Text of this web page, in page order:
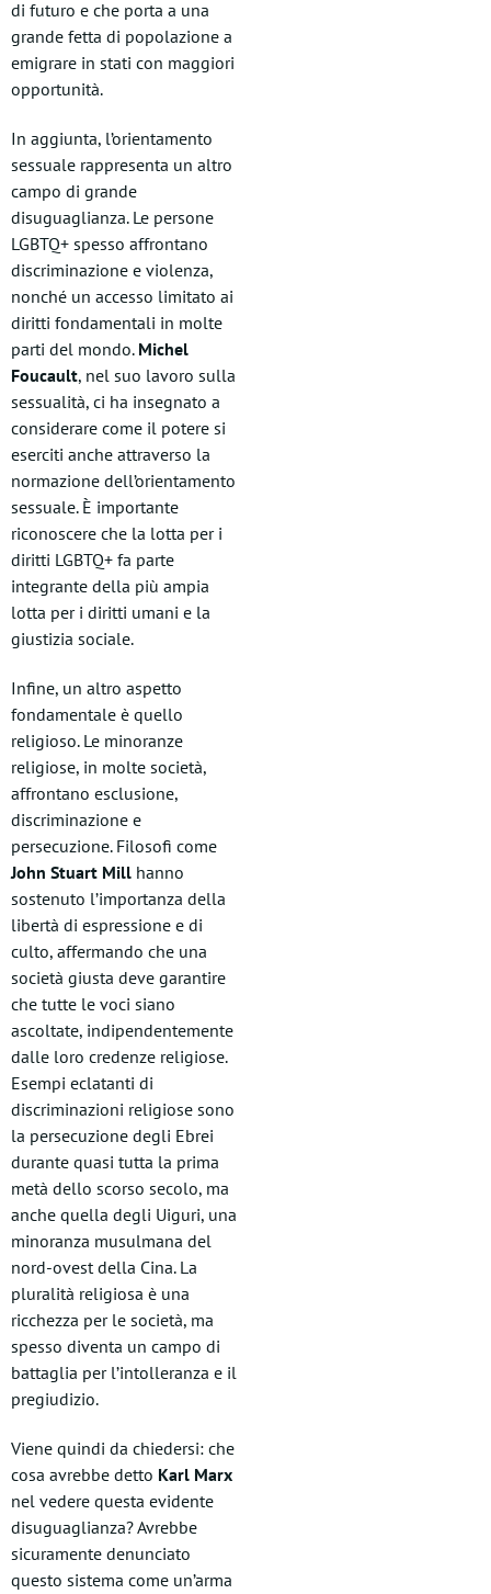
di futuro e che porta a una
grande fetta di popolazione a
emigrare in stati con maggiori
opportunità.
In aggiunta, l’orientamento
sessuale rappresenta un altro
campo di grande
disuguaglianza. Le persone
LGBTQ+ spesso affrontano
discriminazione e violenza,
nonché un accesso limitato ai
diritti fondamentali in molte
parti del mondo. Michel
Foucault, nel suo lavoro sulla
sessualità, ci ha insegnato a
considerare come il potere si
eserciti anche attraverso la
normazione dell’orientamento
sessuale. È importante
riconoscere che la lotta per i
diritti LGBTQ+ fa parte
integrante della più ampia
lotta per i diritti umani e la
giustizia sociale.
Infine, un altro aspetto
fondamentale è quello
religioso. Le minoranze
religiose, in molte società,
affrontano esclusione,
discriminazione e
persecuzione. Filosofi come
John Stuart Mill hanno
sostenuto l’importanza della
libertà di espressione e di
culto, affermando che una
società giusta deve garantire
che tutte le voci siano
ascoltate, indipendentemente
dalle loro credenze religiose.
Esempi eclatanti di
discriminazioni religiose sono
la persecuzione degli Ebrei
durante quasi tutta la prima
metà dello scorso secolo, ma
anche quella degli Uiguri, una
minoranza musulmana del
nord-ovest della Cina. La
pluralità religiosa è una
ricchezza per le società, ma
spesso diventa un campo di
battaglia per l’intolleranza e il
pregiudizio.
Viene quindi da chiedersi: che
cosa avrebbe detto Karl Marx
nel vedere questa evidente
disuguaglianza? Avrebbe
sicuramente denunciato
questo sistema come un’arma